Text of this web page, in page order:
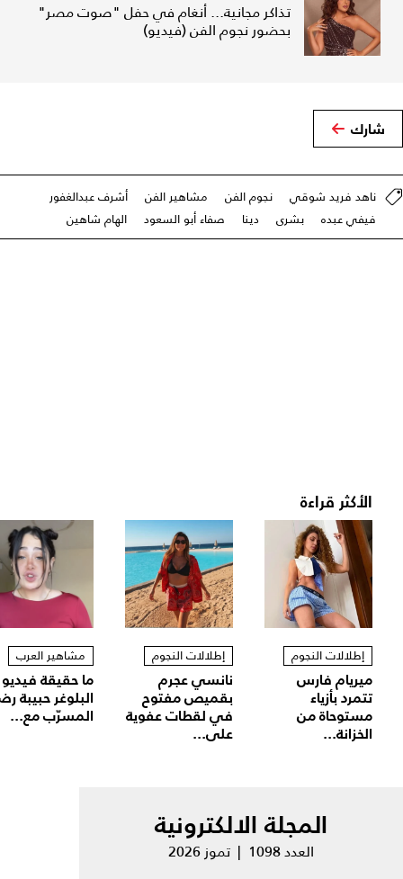
تذاكر مجانية... أنغام في حفل "صوت مصر"
بحضور نجوم الفن (فيديو)
شارك
ناهد فريد شوقي نجوم الفن مشاهير الفن
أشرف عبدالغفور
فيفي عبده
بشرى دينا صفاء أبو السعود الهام شاهين
الأكثر قراءة
إطلالات النجوم
ميريام فارس
تتمرد بأزياء
مستوحاة من
الخزانة...
إطلالات النجوم
نانسي عجرم
بقميص مفتوح
في لقطات عفوية
على...
مشاهير العرب
ما حقيقة فيديو
البلوغر حبيبة
المسرّب مع...
المجلة الالكترونية
العدد 1098 | تموز 2026